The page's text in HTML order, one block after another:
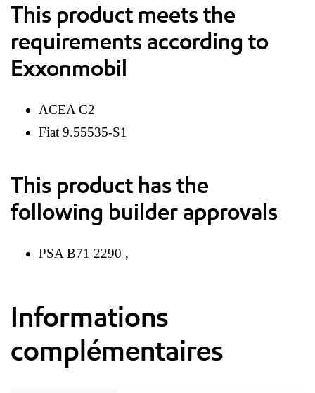
This product meets the
requirements according to
Exxonmobil
ACEA C2
Fiat 9.55535-S1
This product has the
following builder approvals
PSA B71 2290 ,
Informations
complémentaires